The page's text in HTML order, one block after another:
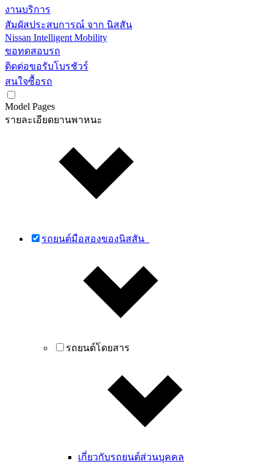
งานบริการ
สัมผัสประสบการณ์ จาก นิสสัน
Nissan Intelligent Mobility
ขอทดสอบรถ
ติดต่อขอรับโบรชัวร์
สนใจซื้อรถ
Model Pages
รายละเอียดยานพาหนะ
รถยนต์มือสองของนิสสัน
รถยนต์โดยสาร
เกี่ยวกับรถยนต์ส่วนบุคคล